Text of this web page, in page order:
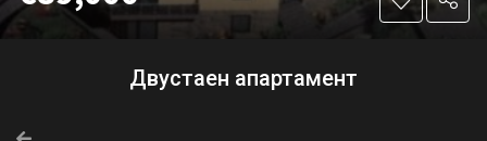
Двустаен апартамент